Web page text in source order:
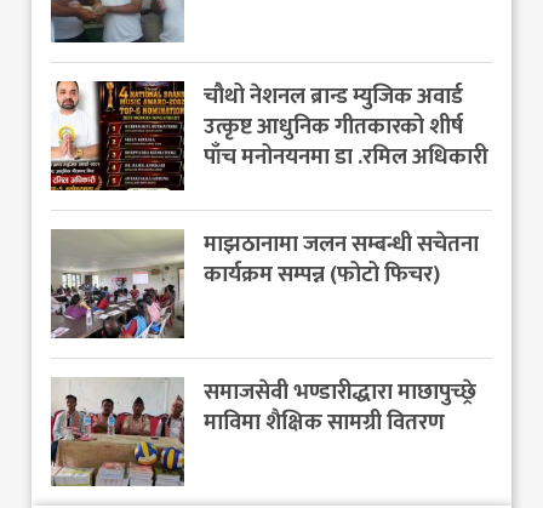
चौथो नेशनल ब्रान्ड म्युजिक अवार्ड
उत्कृष्ट आधुनिक गीतकारको शीर्ष
पाँच मनोनयनमा डा .रमिल अधिकारी
माझठानामा जलन सम्बन्धी सचेतना
कार्यक्रम सम्पन्न (फोटो फिचर)
समाजसेवी भण्डारीद्धारा माछापुच्छ्रे
माविमा शैक्षिक सामग्री वितरण